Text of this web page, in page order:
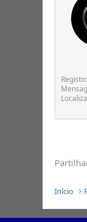
Registo
Início